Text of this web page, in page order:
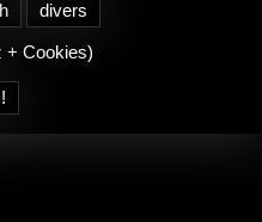
divers
+ Cookies)